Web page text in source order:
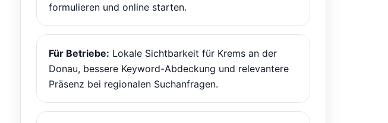
formulieren und online starten.
Für Betriebe: Lokale Sichtbarkeit für Krems an der
Donau, bessere Keyword-Abdeckung und relevantere
Präsenz bei regionalen Suchanfragen.